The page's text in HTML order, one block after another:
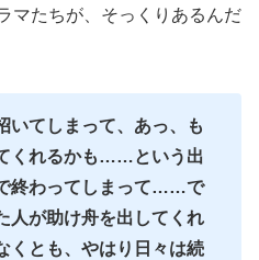
マたちが、そっくりあるんだ
いてしまって、あっ、も
くれるかも……という出
終わってしまって……で
人が助け舟を出してくれ
とも、やはり日々は続